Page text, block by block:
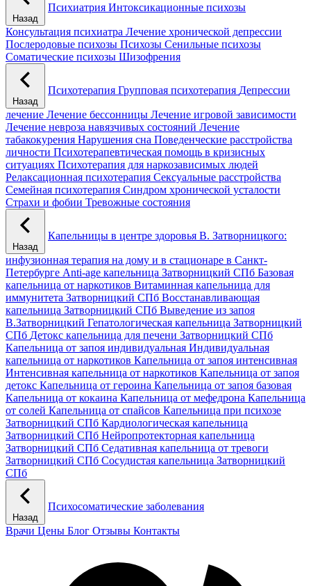
Назад
Психиатрия Интоксикационные психозы
Консультация психиатра Лечение хронической депрессии
Послеродовые психозы Психозы Сенильные психозы
Соматические психозы Шизофрения
Назад
Психотерапия Групповая психотерапия Депрессии
лечение Лечение бессонницы Лечение игровой зависимости
Лечение невроза навязчивых состояний Лечение
табакокурения Нарушения сна Поведенческие расстройства
личности Психотерапевтическая помощь в кризисных
ситуациях Психотерапия для наркозависимых людей
Релаксационная психотерапия Сексуальные расстройства
Семейная психотерапия Синдром хронической усталости
Страхи и фобии Тревожные состояния
Назад
Капельницы в центре здоровья В. Затворницкого:
инфузионная терапия на дому и в стационаре в Санкт-
Петербурге Anti-age капельница Затворницкий СПб Базовая
капельница от наркотиков Витаминная капельница для
иммунитета Затворницкий СПб Восстанавливающая
капельница Затворницкий СПб Выведение из запоя
В.Затворницкий Гепатологическая капельница Затворницкий
СПб Детокс капельница для печени Затворницкий СПб
Капельница от запоя индивидуальная Индивидуальная
капельница от наркотиков Капельница от запоя интенсивная
Интенсивная капельница от наркотиков Капельница от запоя
детокс Капельница от героина Капельница от запоя базовая
Капельница от кокаина Капельница от мефедрона Капельница
от солей Капельница от спайсов Капельница при психозе
Затворницкий СПб Кардиологическая капельница
Затворницкий СПб Нейропротекторная капельница
Затворницкий СПб Седативная капельница от тревоги
Затворницкий СПб Сосудистая капельница Затворницкий
СПб
Назад
Психосоматические заболевания
Врачи Цены Блог Отзывы Контакты